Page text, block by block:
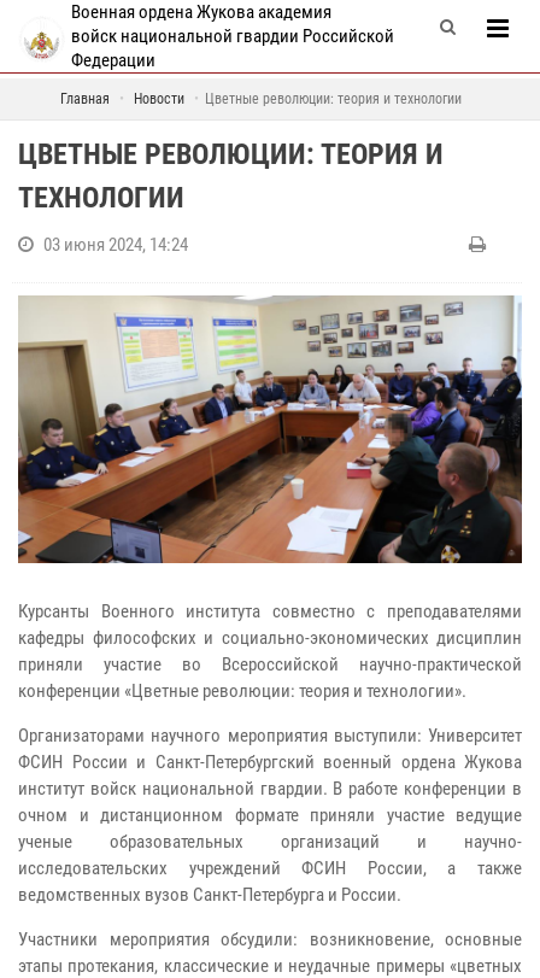
Военная ордена Жукова академия
войск национальной гвардии Российской
Федерации
Главная Новости Цветные революции: теория и технологии
ЦВЕТНЫЕ РЕВОЛЮЦИИ: ТЕОРИЯ И
ТЕХНОЛОГИИ
03 июня 2024, 14:24
Курсанты Военного института совместно с преподавателями
кафедры философских и социально-экономических дисциплин
приняли участие во Всероссийской научно-практической
конференции «Цветные революции: теория и технологии».
Организаторами научного мероприятия выступили: Университет
ФСИН России и Санкт-Петербургский военный ордена Жукова
институт войск национальной гвардии. В работе конференции в
очном и дистанционном формате приняли участие ведущие
ученые образовательных организаций и научно-
исследовательских учреждений ФСИН России, а также
ведомственных вузов Санкт-Петербурга и России.
Участники мероприятия обсудили: возникновение, основные
этапы протекания, классические и неудачные примеры «цветных